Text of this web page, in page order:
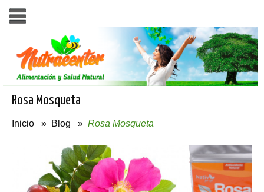
Rosa Mosqueta
Inicio » Blog » Rosa Mosqueta